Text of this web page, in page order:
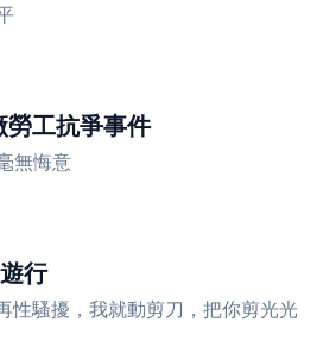
工抗爭事件
無悔意
行
性騷擾，我就動剪刀，把你剪光光